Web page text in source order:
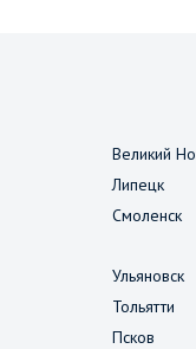
Великий
Липецк
Смоленск
Ульяновск
Тольятти
Псков